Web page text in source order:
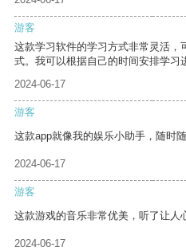
游客
这款学习软件的学习方式非常灵活，
式。我可以根据自己的时间安排学习
2024-06-17
游客
这款app就像我的娱乐小助手，随时
2024-06-17
游客
这款游戏的音乐非常优美，听了让人
2024-06-17